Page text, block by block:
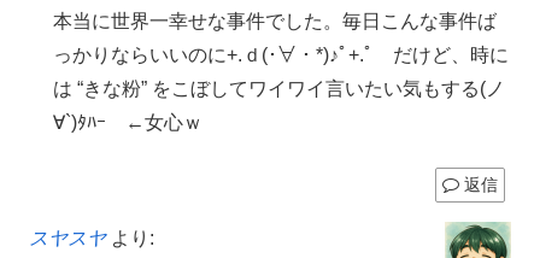
本当に世界一幸せな事件でした。毎日こんな事件ば
っかりならいいのに+.ｄ(･∀・*)♪ﾟ+.ﾟ だけど、時に
は “きな粉” をこぼしてワイワイ言いたい気もする(ノ
∀`)ﾀﾊｰ ←女心ｗ
返信
スヤスヤ より: